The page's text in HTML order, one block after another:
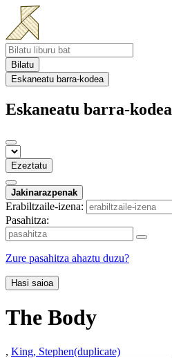
Bilatu
Eskaneatu barra-kodea
Eskaneatu barra-kodea
Ezeztatu
Jakinarazpenak
Erabiltzaile-izena:
Pasahitza:
Zure pasahitza ahaztu duzu?
Hasi saioa
The Body
, King, Stephen(duplicate)